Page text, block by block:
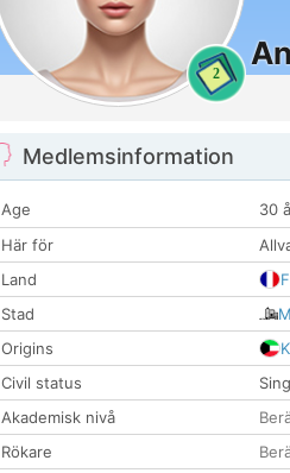
2
Medlemsinformation
Age
30
Här för
Land
Stad
Origins
Civil status
Akademisk nivå
Rökare